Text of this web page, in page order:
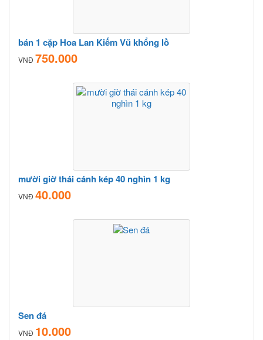
bán 1 cặp Hoa Lan Kiếm Vũ khổng lồ
VNĐ 750.000
mười giờ thái cánh kép 40 nghìn 1 kg
VNĐ 40.000
Sen đá
VNĐ 10.000